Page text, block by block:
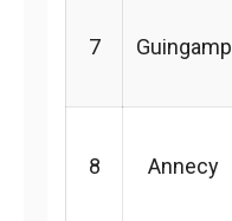
7 Guingamp
8 Annecy